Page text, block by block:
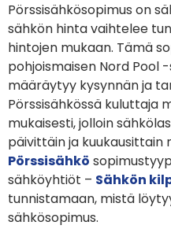
Pörssisähkösopimus on
sähkön hinta vaihtelee
hintojen mukaan. Tämä
pohjoismaisen Nord Pool
määräytyy kysynnän ja
Pörssisähkössä kuluttaja
mukaisesti, jolloin
päivittäin ja kuukausittain
Pörssisähkö
sähköyhtiöt – Sähkön
tunnistamaan, mistä
sähkösopimus.